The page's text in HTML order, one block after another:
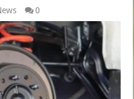
0